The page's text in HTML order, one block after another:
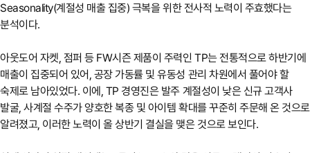
Seasonality(계절성 매출 집중) 극복을 위한 전사적 노력이 주효했다는
분석이다.
아웃도어 자켓, 점퍼 등 FW시즌 제품이 주력인 TP는 전통적으로 하반기에
매출이 집중되어 있어, 공장 가동률 및 유동성 관리 차원에서 풀어야 할
숙제로 남아있었다. 이에, TP 경영진은 발주 계절성이 낮은 신규 고객사
발굴, 사계절 수주가 양호한 복종 및 아이템 확대를 꾸준히 주문해 온 것으로
알려졌고, 이러한 노력이 올 상반기 결실을 맺은 것으로 보인다.